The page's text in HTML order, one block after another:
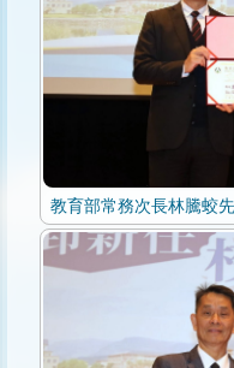
教育部常務次長林騰蛟